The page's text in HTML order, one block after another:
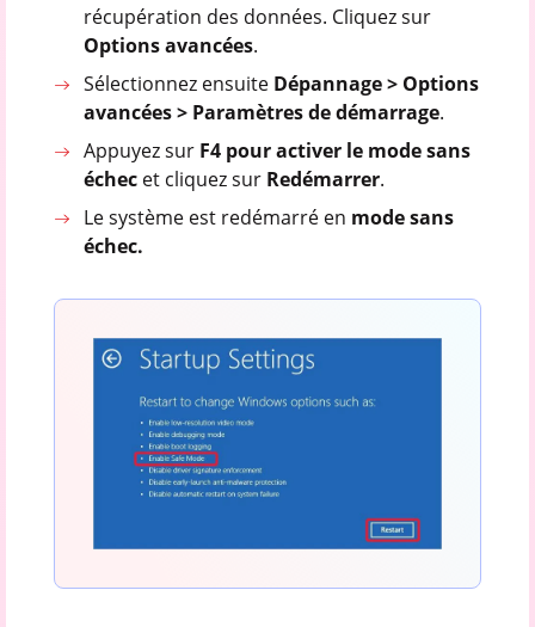
récupération des données. Cliquez sur
Options avancées.
Sélectionnez ensuite Dépannage > Options
avancées > Paramètres de démarrage.
Appuyez sur F4 pour activer le mode sans
échec et cliquez sur Redémarrer.
Le système est redémarré en mode sans
échec.